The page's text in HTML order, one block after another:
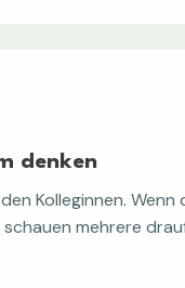
denken
Kolleginnen. Wenn
mehrere